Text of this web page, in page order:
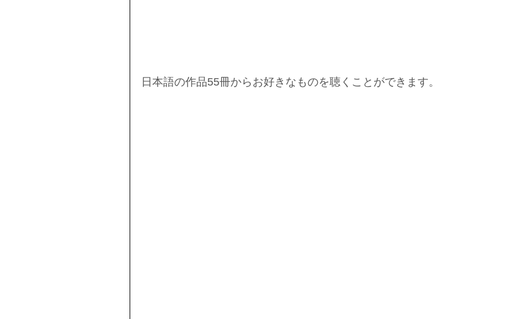
日本語の作品55冊からお好きなものを聴くことができます。